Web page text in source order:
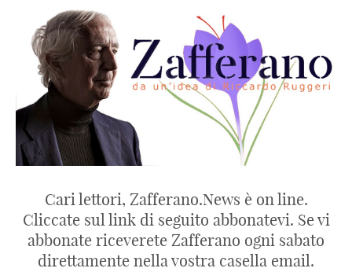
Cari lettori, Zafferano.News è on line.
Cliccate sul link di seguito abbonatevi. Se vi
abbonate riceverete Zafferano ogni sabato
direttamente nella vostra casella email.